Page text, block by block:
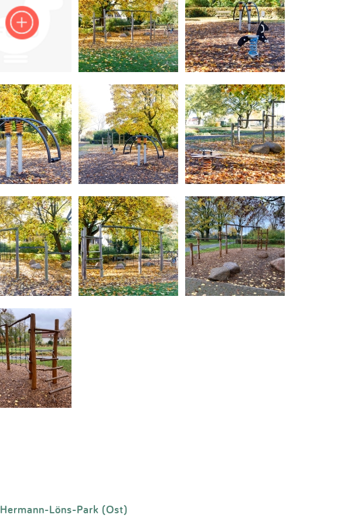
Hermann-Löns-Park (Ost)